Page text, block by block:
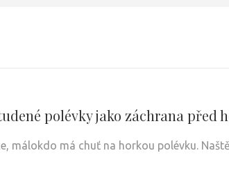
polévky jako záchrana před
málokdo má chuť na horkou polévku.